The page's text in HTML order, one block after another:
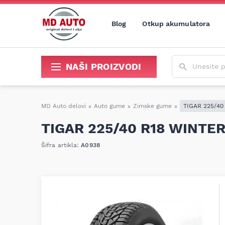
Blog Otkup akumulatora
NAŠI PROIZVODI
MD Auto delovi » Auto gume » Zimske gume » TIGAR 225/
TIGAR 225/40 R18
Šifra artikla:A0938